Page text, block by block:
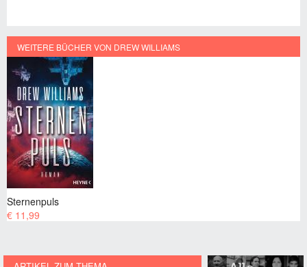
WEITERE BÜCHER VON DREW WILLIAMS
Sternenpuls
€ 11,99